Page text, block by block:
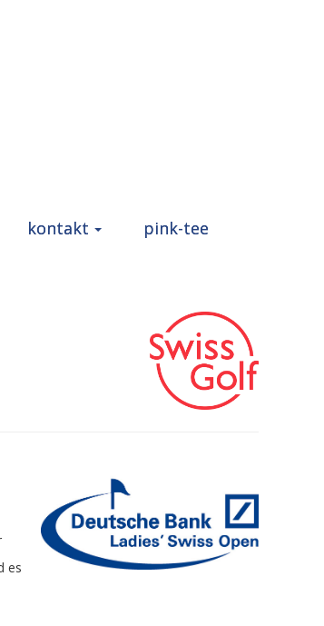
kontakt pink-tee
es